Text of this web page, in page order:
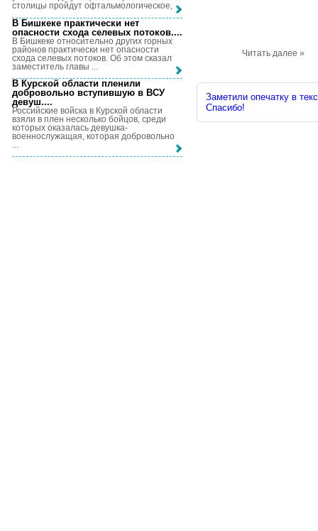
Читать далее »
Заметили опечатку в
Спасибо!
столицы пройдут офтальмологическое, ...
В Бишкеке практически нет
опасности схода селевых потоков....
В Бишкеке относительно других горных
районов практически нет опасности
схода селевых потоков. Об этом сказал
заместитель главы ...
В Курской области пленили
добровольно вступившую в ВСУ
девуш....
Российские войска в Курской области
взяли в плен несколько бойцов, среди
которых оказалась девушка-
военнослужащая, которая добровольно
...